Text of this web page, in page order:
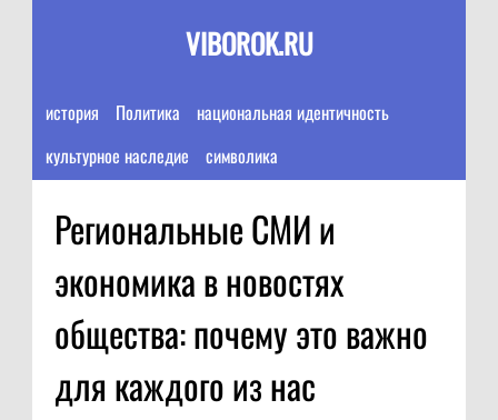
VIBOROK.RU
история Политика
национальная идентичность
культурное наследие
символика
Региональные СМИ и
экономика в новостях
общества: почему это важно
для каждого из нас